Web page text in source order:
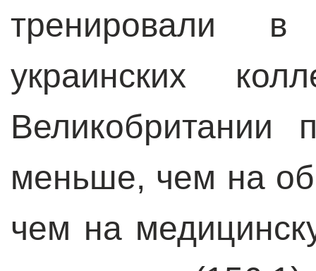
тренировали
украинских
меньше, чем на
чем на